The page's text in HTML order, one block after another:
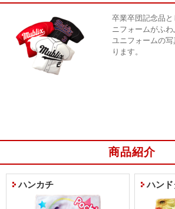
卒業卒団記念品と
ニフォームがふ
ユニフォームの
ります。
商品紹介
ハンカチ ハン